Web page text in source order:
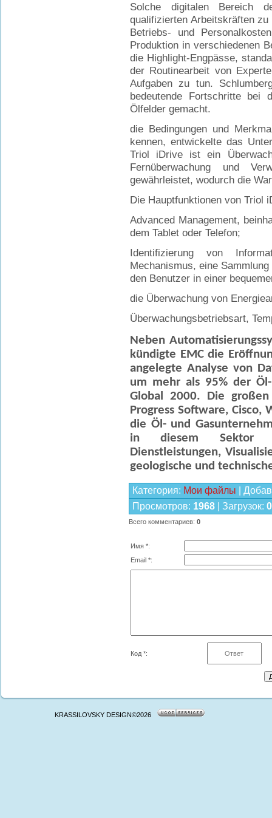
Solche digitalen Bereich
qualifizierten Arbeitskräften
Betriebs- und
Produktion in verschiedenen
die Highlight-Engpässe,
der Routinearbeit von
Aufgaben zu tun.
bedeutende Fortschritte bei
Ölfelder gemacht.
die Bedingungen und
kennen, entwickelte das
Triol iDrive ist ein
Fernüberwachung und
gewährleistet, wodurch die
Die Hauptfunktionen von Triol
Advanced Management,
dem Tablet oder Telefon;
Identifizierung von
Mechanismus, eine
den Benutzer in einer
die Überwachung von
Überwachungsbetriebsart,
Neben
kündigte EMC die
angelegte Analyse von
um mehr als 95% der
Global 2000. Die
Progress Software,
die Öl- und
in diesem Sektor
Dienstleistungen,
geologische und
Категория: Мои файлы
Просмотров: 1968 Загрузок: 0
Всего комментариев: 0
Имя *:
Email *:
Код *:
KRASSILOVSKY DESIGN©2026